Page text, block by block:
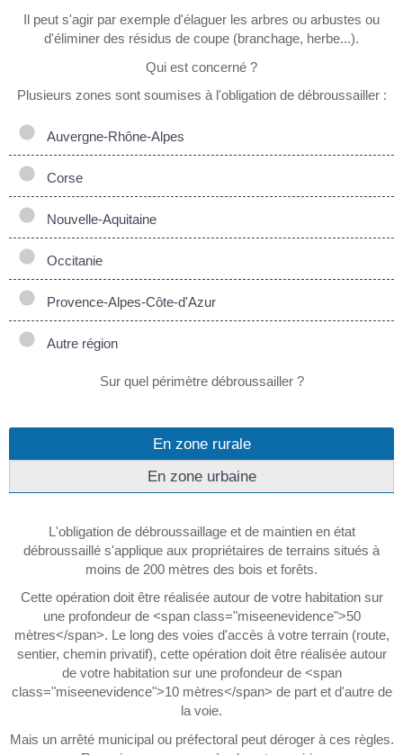
Il peut s'agir par exemple d'élaguer les arbres ou arbustes ou
d'éliminer des résidus de coupe (branchage, herbe...).
Qui est concerné ?
Plusieurs zones sont soumises à l'obligation de débroussailler :
Auvergne-Rhône-Alpes
Corse
Nouvelle-Aquitaine
Occitanie
Provence-Alpes-Côte-d'Azur
Autre région
Sur quel périmètre débroussailler ?
En zone rurale
En zone urbaine
L'obligation de débroussaillage et de maintien en état
débroussaillé s'applique aux propriétaires de terrains situés à
moins de 200 mètres des bois et forêts.
Cette opération doit être réalisée autour de votre habitation sur
une profondeur de <span class="miseenevidence">50
mètres</span>. Le long des voies d'accès à votre terrain (route,
sentier, chemin privatif), cette opération doit être réalisée autour
de votre habitation sur une profondeur de <span
class="miseenevidence">10 mètres</span> de part et d'autre de
la voie.
Mais un arrêté municipal ou préfectoral peut déroger à ces règles.